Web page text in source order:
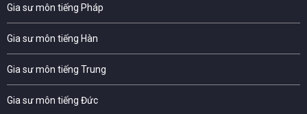
Gia sư môn tiếng Pháp
Gia sư môn tiếng Hàn
Gia sư môn tiếng Trung
Gia sư môn tiếng Đức